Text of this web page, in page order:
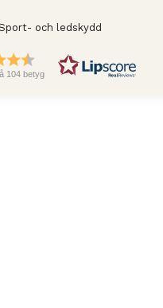
och ledskydd
104 betyg